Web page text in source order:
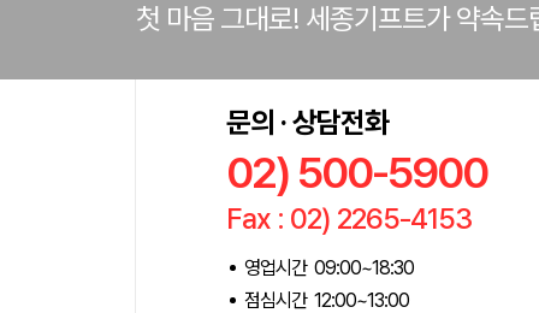
첫 마음 그대로! 세종기프트가 약속드
문의 · 상담전화
02) 500-5900
Fax : 02) 2265-4153
영업시간 09:00~18:30
점심시간 12:00~13:00